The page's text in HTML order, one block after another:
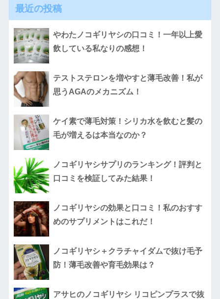
最近の投稿
やわたノコギリヤシの口コミ！一年以上愛
飲している私なりの感想！
テストステロンを増やすと薄毛改善！私が
思うAGAのメカニズム！
ケイ素で薄毛対策！シリカ水を飲むと髪の
毛が増えるは本当なのか？
ノコギリヤシサプリのランキング！評判と
口コミを検証してみた結果！
ノコギリヤシの効果と口コミ！私のおすす
めのサプリメントはこれだ！
ノコギリヤシ＋クラチャイダムで抜け毛予
防！薄毛改善や育毛効果は？
アサヒのノコギリヤシ リコピンプラスで抜